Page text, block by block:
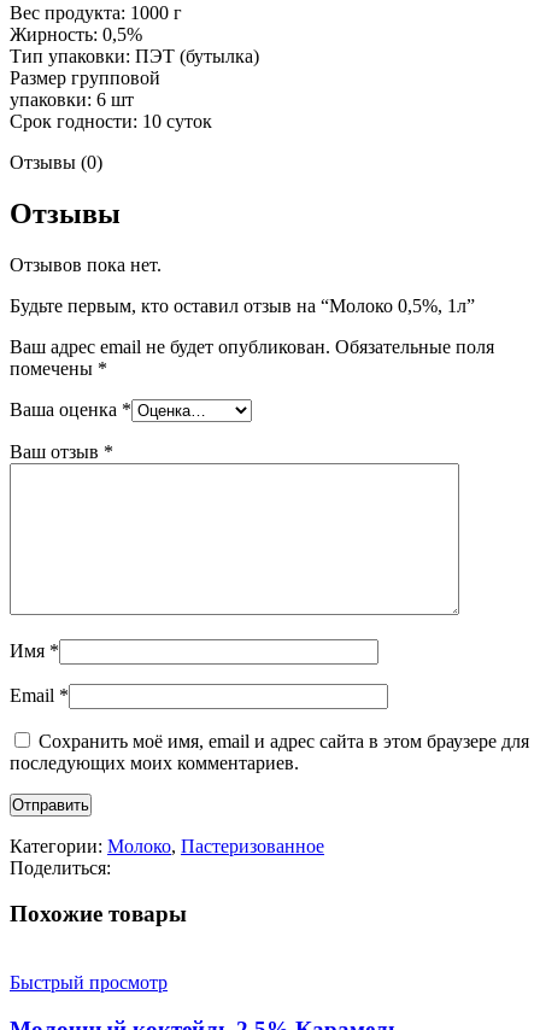
Вес продукта: 1000 г
Жирность: 0,5%
Тип упаковки: ПЭТ (бутылка)
Размер групповой
упаковки: 6 шт
Срок годности: 10 суток
Отзывы (0)
Отзывы
Отзывов пока нет.
Будьте первым, кто оставил отзыв на “Молоко 0,5%, 1л”
Ваш адрес email не будет опубликован. Обязательные поля
помечены *
Ваша оценка *
Ваш отзыв *
Имя *
Email *
Сохранить моё имя, email и адрес сайта в этом браузере для
последующих моих комментариев.
Категории: Молоко, Пастеризованное
Поделиться:
Похожие товары
Быстрый просмотр